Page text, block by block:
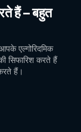
हैं – बहुत
एल्गोरिदमिक
सिफारिश करते हैं
हैं।